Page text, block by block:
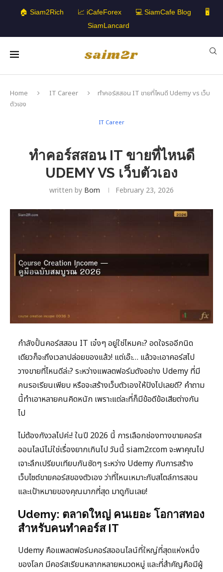
🏠 Siam2Rich 📈 iCafeForex 💻 SiamCafe Blog
🖥️
SiamLancard
Home IT Career
ทำคอร์สสอน IT ขายที่ไหนดี Udemy vs เว็บ
ตัวเอง
IT Career
ทำคอร์สสอน IT ขายที่ไหนดี
UDEMY VS เว็บตัวเอง
written by Bom February 23, 2026
กำลังปั้นคอร์สสอน IT เจ๋งๆ อยู่ใช่ไหมคะ? อดใจรออีกนิด
เดียวก็จะถึงเวลาปล่อยของแล้ว! แต่เอ๊ะ… แล้วจะเอาคอร์สไป
วางขายที่ไหนดีล่ะ? ระหว่างแพลตฟอร์มดังอย่าง Udemy ที่มี
คนรอเรียนเพียบ หรือจะสร้างเว็บตัวเองให้ปังไปเลยดี? คำถาม
นี้ทำเอาหลายคนคิดหนัก เพราะแต่ละที่ก็มีข้อดีข้อเสียต่างกัน
ไป
ไม่ต้องกังวลไปค่ะ! ในปี 2026 นี้ การเลือกช่องทางขายคอร์ส
ออนไลน์ไม่ใช่เรื่องยากเกินไป วันนี้ siam2r.com จะพาคุณไป
เจาะลึกเปรียบเทียบกันชัดๆ ระหว่าง Udemy กับการสร้าง
เว็บไซต์ขายคอร์สของตัวเอง ว่าที่ไหนเหมาะกับสไตล์การสอน
และเป้าหมายของคุณมากที่สุด มาดูกันเลย!
Udemy: ตลาดใหญ่ คนเยอะ โอกาสทอง
สำหรับคนทำคอร์ส IT
Udemy คือแพลตฟอร์มคอร์สออนไลน์ที่ใหญ่ที่สุดแห่งหนึ่ง
ของโลก มีคอร์สเรียนหลากหลายหมวดหมู่ และที่สำคัญคือมีผู้